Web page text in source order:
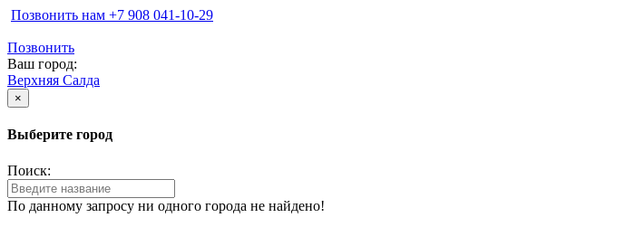
Позвонить нам ‪+7 908 041-10-29
Позвонить
Ваш город:
Верхняя Салда
×
Выберите город
Поиск:
По данному запросу ни одного города не найдено!